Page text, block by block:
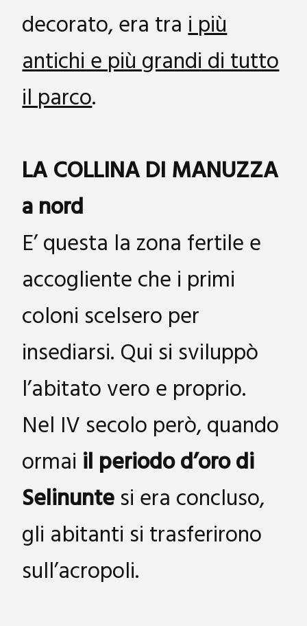
decorato, era trai più
antichi e più grandi di tutto
il parco.
LA COLLINA DI MANUZZA
a nord
E’ questa la zona fertile e
accogliente che i primi
coloni scelsero per
insediarsi. Qui si sviluppò
l’abitato vero e proprio.
Nel IV secolo però, quando
ormai il periodo d’oro di
Selinuntesi era concluso,
gli abitanti si trasferirono
sull’acropoli.